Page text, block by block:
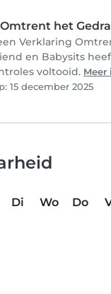
het
Verklaring
en Babysits
voltooid. Meer
15 december 2025
Di Wo Do